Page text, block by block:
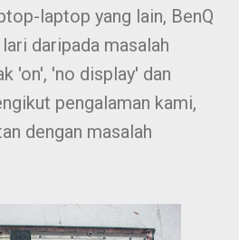
laptop yang lain, BenQ
daripada masalah
'on', 'no display' dan
pengalaman kami,
dengan masalah